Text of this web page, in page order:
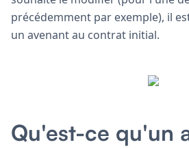
précédemment par exemple), il
un avenant au contrat initial.
Qu'est-ce qu'un